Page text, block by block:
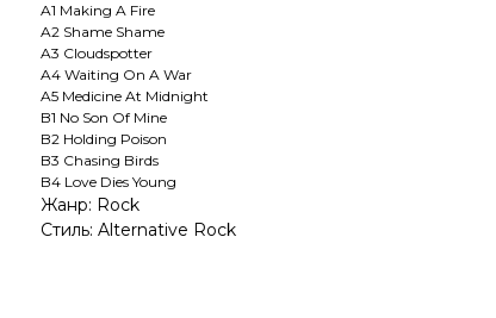
A1 Making A Fire
A2 Shame Shame
A3 Cloudspotter
A4 Waiting On A War
A5 Medicine At Midnight
B1 No Son Of Mine
B2 Holding Poison
B3 Chasing Birds
B4 Love Dies Young
Жанр: Rock
Стиль: Alternative Rock